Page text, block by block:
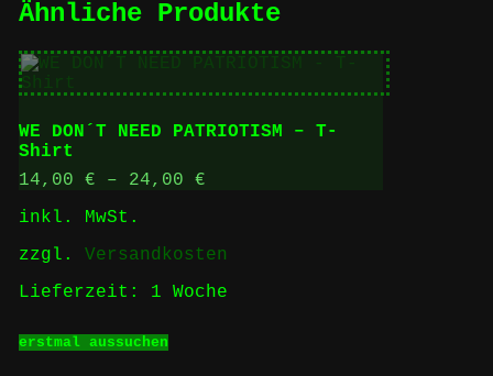
Ähnliche Produkte
WE DON´T NEED PATRIOTISM – T-
Shirt
14,00 € – 24,00 €
inkl. MwSt.
zzgl. Versandkosten
Lieferzeit: 1 Woche
erstmal aussuchenProdukt